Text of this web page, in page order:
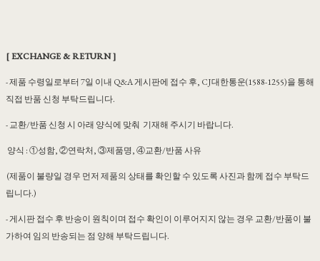
[ EXCHANGE & RETURN ]
- 제품 수령일로부터 7일 이내 Q&A 게시판에 접수 후, CJ대한통운(1588-1255)을 통해
직접 반품 신청 부탁드립니다.
- 교환/반품 신청 시 아래 양식에 맞춰 기재해 주시기 바랍니다.
양식 : ①성함, ②연락처, ③제품명, ④교환/반품 사유
(제품이 불량일 경우 먼저 제품의 상태를 확인할 수 있도록 사진과 함께 접수 부탁드
립니다.)
- 게시판 접수 후 반송이 원칙이며 접수 확인이 이루어지지 않는 경우 교환/반품이 불
가하여 임의 반송되는 점 양해 부탁드립니다.